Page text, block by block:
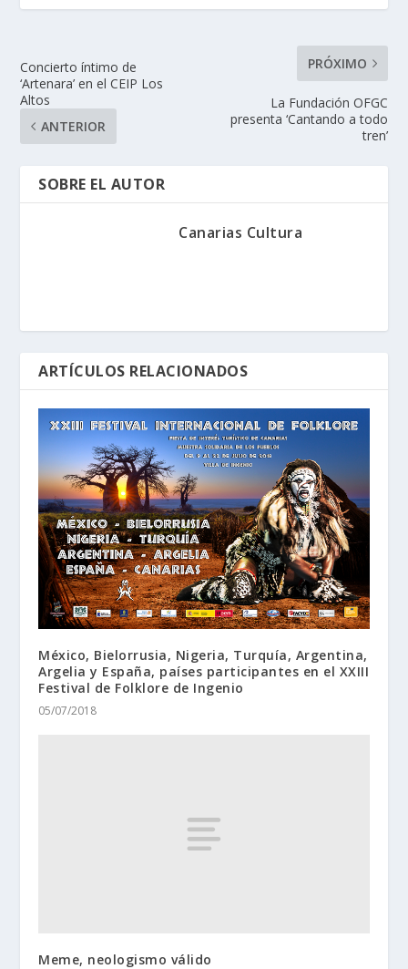
Concierto íntimo de
‘Artenara’ en el CEIP Los
Altos
ANTERIOR
PRÓXIMO
La Fundación OFGC
presenta ‘Cantando a todo
tren’
SOBRE EL AUTOR
Canarias Cultura
ARTÍCULOS RELACIONADOS
México, Bielorrusia, Nigeria, Turquía, Argentina,
Argelia y España, países participantes en el XXIII
Festival de Folklore de Ingenio
05/07/2018
Meme, neologismo válido